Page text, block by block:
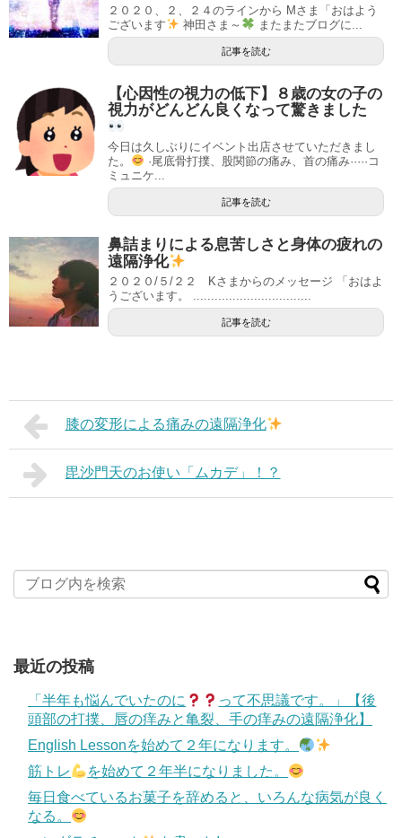
２０２０、２、２４のラインから Mさま「おはよう
ございます
神田さま～ またまたブログに...
記事を読む
【心因性の視力の低下】８歳の女の子の
視力がどんどん良くなって驚きました
今日は久しぶりにイベント出店させていただきまし
た。
·尾底骨打撲、股関節の痛み、首の痛み·····コ
ミュニケ...
記事を読む
鼻詰まりによる息苦しさと身体の疲れの
遠隔浄化
２０２０/５/２２ Kさまからのメッセージ 「おはよ
うございます。 .................................
記事を読む
膝の変形による痛みの遠隔浄化
毘沙門天のお使い「ムカデ」！？
最近の投稿
「半年も悩んでいたのに
って不思議です。」【後
頭部の打撲、唇の痒みと亀裂、手の痒みの遠隔浄化】
English Lessonを始めて２年になります。
筋トレ
を始めて２年半になりました。
毎日食べているお菓子を辞めると、いろんな病気が良く
なる。